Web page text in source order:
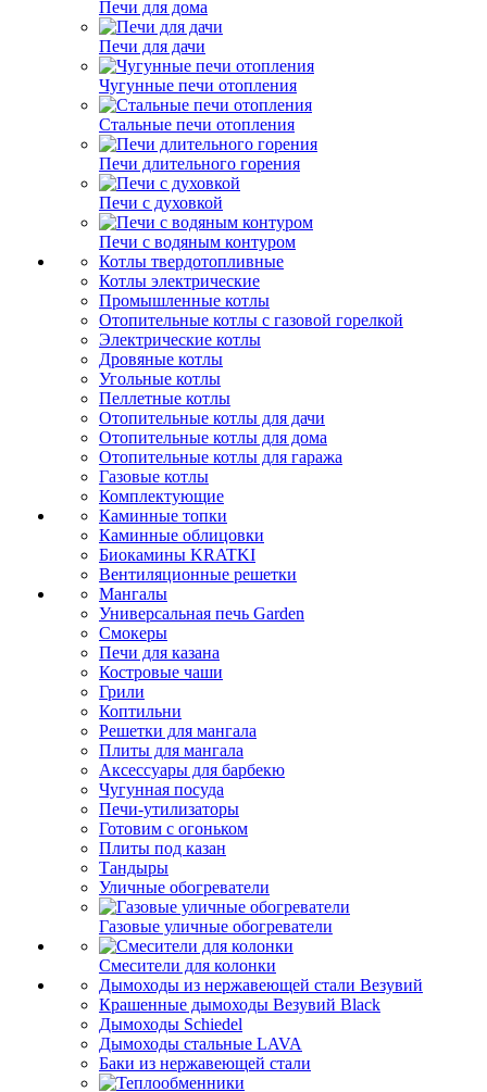
Печи для дома
Печи для дачи
Чугунные печи отопления
Стальные печи отопления
Печи длительного горения
Печи с духовкой
Печи с водяным контуром
Котлы твердотопливные
Котлы электрические
Промышленные котлы
Отопительные котлы с газовой горелкой
Электрические котлы
Дровяные котлы
Угольные котлы
Пеллетные котлы
Отопительные котлы для дачи
Отопительные котлы для дома
Отопительные котлы для гаража
Газовые котлы
Комплектующие
Каминные топки
Каминные облицовки
Биокамины KRATKI
Вентиляционные решетки
Мангалы
Универсальная печь Garden
Смокеры
Печи для казана
Костровые чаши
Грили
Коптильни
Решетки для мангала
Плиты для мангала
Аксессуары для барбекю
Чугунная посуда
Печи-утилизаторы
Готовим с огоньком
Плиты под казан
Тандыры
Уличные обогреватели
Газовые уличные обогреватели
Смесители для колонки
Дымоходы из нержавеющей стали Везувий
Крашенные дымоходы Везувий Black
Дымоходы Schiedel
Дымоходы стальные LAVA
Баки из нержавеющей стали